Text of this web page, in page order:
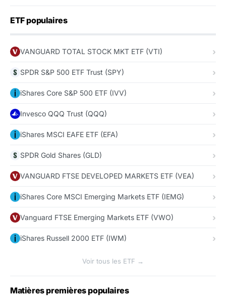
ETF populaires
VANGUARD TOTAL STOCK MKT ETF (VTI)
SPDR S&P 500 ETF Trust (SPY)
iShares Core S&P 500 ETF (IVV)
Invesco QQQ Trust (QQQ)
iShares MSCI EAFE ETF (EFA)
SPDR Gold Shares (GLD)
VANGUARD FTSE DEVELOPED MARKETS ETF (VEA)
iShares Core MSCI Emerging Markets ETF (IEMG)
Vanguard FTSE Emerging Markets ETF (VWO)
iShares Russell 2000 ETF (IWM)
Voir tous les ETF →
Matières premières populaires